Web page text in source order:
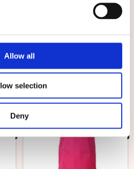
Allow all
selection
Deny
Vårdklänning i varm röd färg
Välj storlek